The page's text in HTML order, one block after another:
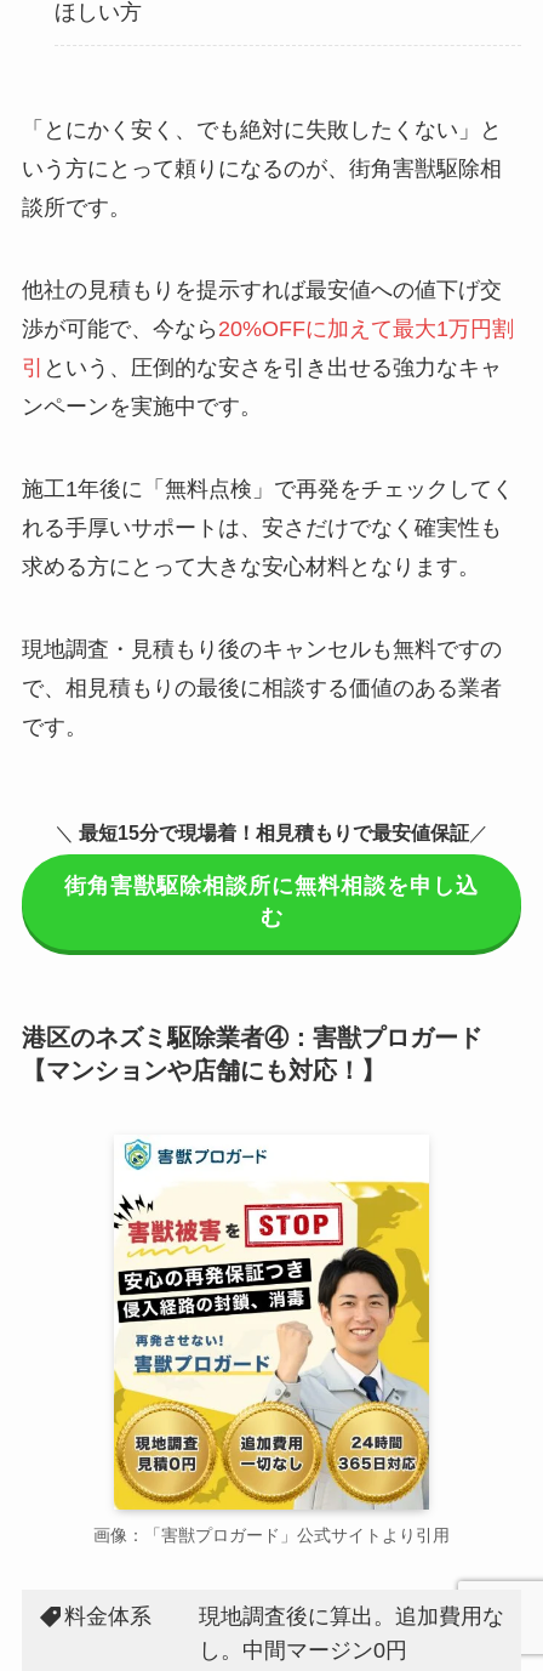
ほしい方
「とにかく安く、でも絶対に失敗したくない」と
いう方にとって頼りになるのが、街角害獣駆除相
談所です。
他社の見積もりを提示すれば最安値への値下げ交
渉が可能で、今なら 20%OFFに加えて最大1万円割
引 という、圧倒的な安さを引き出せる強力なキャ
ンペーンを実施中です。
施工1年後に「無料点検」で再発をチェックしてく
れる手厚いサポートは、安さだけでなく確実性も
求める方にとって大きな安心材料となります。
現地調査・見積もり後のキャンセルも無料ですの
で、相見積もりの最後に相談する価値のある業者
です。
＼ 最短15分で現場着 ！相見積もりで最安値保証 ／
街角害獣駆除相談所に無料相談を申し込
む
港区のネズミ駆除業者④：害獣プロガード
【マンションや店舗にも対応！】
画像：「害獣プロガード」公式サイトより引用
料金体系
現地調査後に算出。追加費用な
し。中間マージン0円